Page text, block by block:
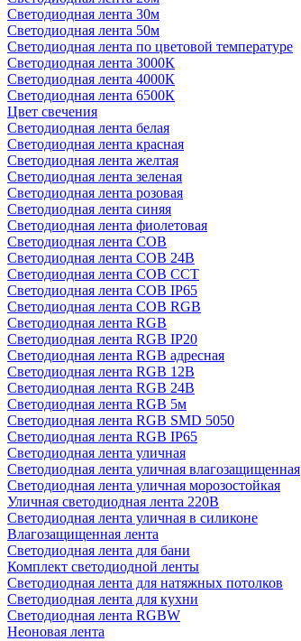
Светодиодная лента 30м
Светодиодная лента 50м
Светодиодная лента по цветовой температуре
Светодиодная лента 3000К
Светодиодная лента 4000К
Светодиодная лента 6500К
Цвет свечения
Светодиодная лента белая
Светодиодная лента красная
Светодиодная лента желтая
Светодиодная лента зеленая
Светодиодная лента розовая
Светодиодная лента синяя
Светодиодная лента фиолетовая
Светодиодная лента COB
Светодиодная лента COB 24В
Светодиодная лента COB CCT
Светодиодная лента COB IP65
Светодиодная лента COB RGB
Светодиодная лента RGB
Светодиодная лента RGB IP20
Светодиодная лента RGB адресная
Светодиодная лента RGB 12В
Светодиодная лента RGB 24В
Светодиодная лента RGB 5м
Светодиодная лента RGB SMD 5050
Светодиодная лента RGB IP65
Светодиодная лента уличная
Светодиодная лента уличная влагозащищенная
Светодиодная лента уличная морозостойкая
Уличная светодиодная лента 220В
Светодиодная лента уличная в силиконе
Влагозащищенная лента
Светодиодная лента для бани
Комплект светодиодной ленты
Светодиодная лента для натяжных потолков
Светодиодная лента для кухни
Светодиодная лента RGBW
Неоновая лента